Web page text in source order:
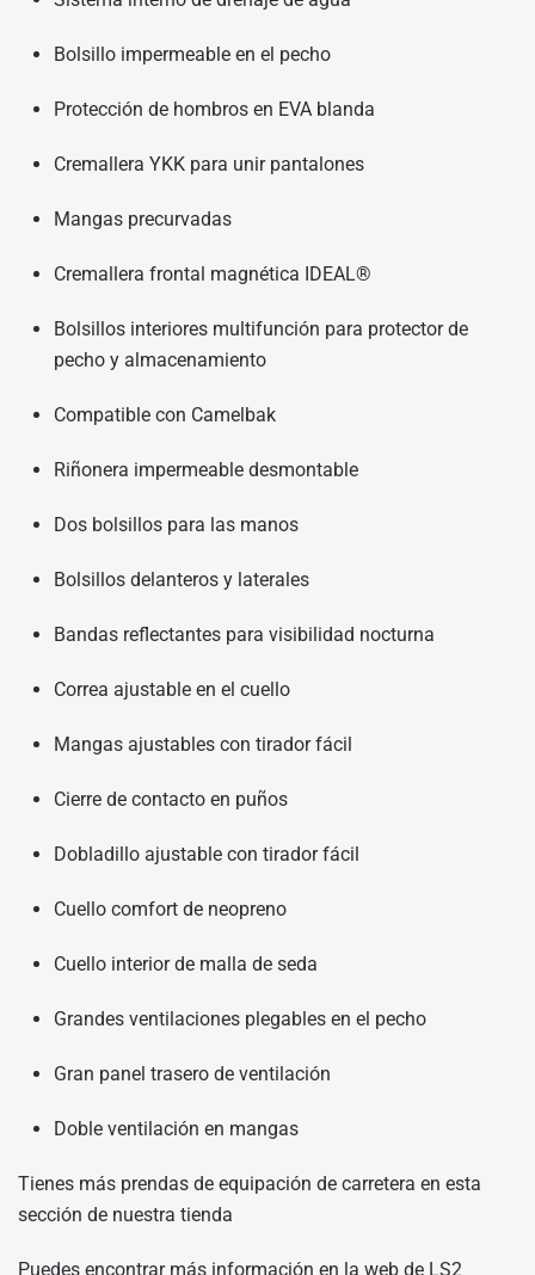
Bolsillo impermeable en el pecho
Protección de hombros en EVA blanda
Cremallera YKK para unir pantalones
Mangas precurvadas
Cremallera frontal magnética IDEAL®
Bolsillos interiores multifunción para protector de
pecho y almacenamiento
Compatible con Camelbak
Riñonera impermeable desmontable
Dos bolsillos para las manos
Bolsillos delanteros y laterales
Bandas reflectantes para visibilidad nocturna
Correa ajustable en el cuello
Mangas ajustables con tirador fácil
Cierre de contacto en puños
Dobladillo ajustable con tirador fácil
Cuello comfort de neopreno
Cuello interior de malla de seda
Grandes ventilaciones plegables en el pecho
Gran panel trasero de ventilación
Doble ventilación en mangas
Tienes más prendas de equipación de carretera en esta
sección de nuestra tienda
Puedes encontrar más información en la web de LS2